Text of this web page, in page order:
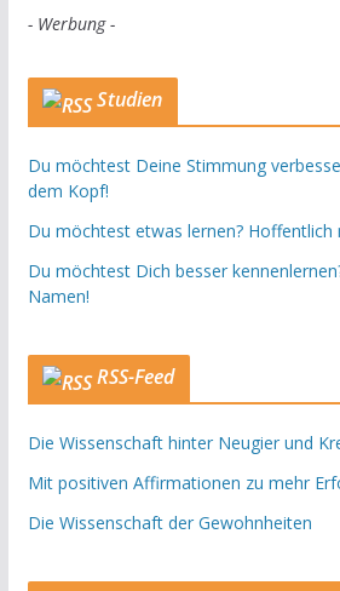
- Werbung -
Studien
Du möchtest Deine Stimmung
dem Kopf!
Du möchtest etwas lernen? Hoffentlich
Du möchtest Dich besser
Namen!
RSS-Feed
Die Wissenschaft hinter Neugier und
Mit positiven Affirmationen zu mehr
Die Wissenschaft der Gewohnheiten